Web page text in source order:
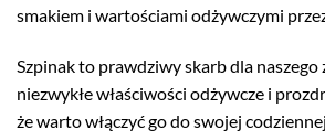
smakiem i wartościami odżywczymi
Szpinak to prawdziwy skarb dla naszego
niezwykłe właściwości odżywcze i
że warto włączyć go do swojej